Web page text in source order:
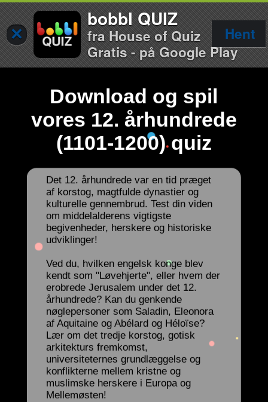
×
bobbl QUIZ
fra House of Quiz
Gratis - på Google Play
Hent
Download og spil
vores 12. århundrede
(1101-1200) quiz
Det 12. århundrede var en tid præget
af korstog, magtfulde dynastier og
kulturelle gennembrud. Test din viden
om middelalderens vigtigste
begivenheder, herskere og historiske
udviklinger!
Ved du, hvilken engelsk konge blev
kendt som "Løvehjerte", eller hvem der
erobrede Jerusalem under det 12.
århundrede? Kan du genkende
nøglepersoner som Saladin, Eleonora
af Aquitaine og Abélard og Héloïse?
Lær om det tredje korstog, gotisk
arkitekturs fremkomst,
universiteternes grundlæggelse og
konflikterne mellem kristne og
muslimske herskere i Europa og
Mellemøsten!